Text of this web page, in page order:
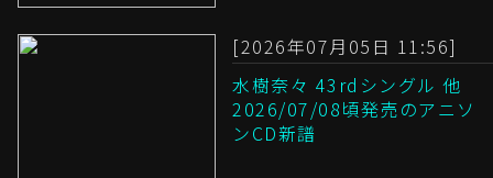
[2026年07月05日 11:56]
水樹奈々 43rdシングル 他
2026/07/08頃発売のアニソ
ンCD新譜